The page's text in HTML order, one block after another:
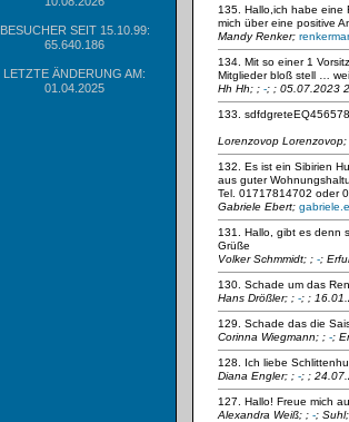
BESUCHER SEIT 15.10.99:
65.640.186
LETZTE ÄNDERUNG AM:
01.04.2025
135. Hallo,ich habe eine
mich über eine positive
Mandy Renker;
134. Mit so einer 1
Mitglieder bloß stell …
Hh Hh; ; -; ; 05.07.2023
133.
Lorenzovop Lorenzovop;
132. Es ist ein Sibirien
aus guter
Tel. 01717814702 oder
Gabriele Ebert;
131. Hallo, gibt es denn
Grüße
Volker Schmmidt; ; -;
130. Schade um das
Hans Drößler; ; -; ;
129. Schade das die
Corinna Wiegmann; ; -;
128. Ich liebe
Diana Engler; ; -; ;
127. Hallo! Freue mich
Alexandra Weiß; ; -;